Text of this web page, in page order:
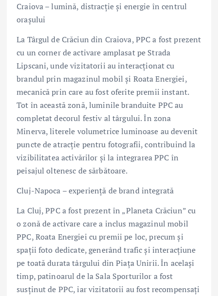
Craiova – lumină, distracție și energie în centrul
orașului
La Târgul de Crăciun din Craiova, PPC a fost prezent
cu un corner de activare amplasat pe Strada
Lipscani, unde vizitatorii au interacționat cu
brandul prin magazinul mobil și Roata Energiei,
mecanică prin care au fost oferite premii instant.
Tot în această zonă, luminile branduite PPC au
completat decorul festiv al târgului. În zona
Minerva, literele volumetrice luminoase au devenit
puncte de atracție pentru fotografii, contribuind la
vizibilitatea activărilor și la integrarea PPC în
peisajul oltenesc de sărbătoare.
Cluj-Napoca – experiență de brand integrată
La Cluj, PPC a fost prezent în „Planeta Crăciun” cu
o zonă de activare care a inclus magazinul mobil
PPC, Roata Energiei cu premii pe loc, precum și
spații foto dedicate, generând trafic și interacțiune
pe toată durata târgului din Piața Unirii. În același
timp, patinoarul de la Sala Sporturilor a fost
susținut de PPC, iar vizitatorii au fost recompensați